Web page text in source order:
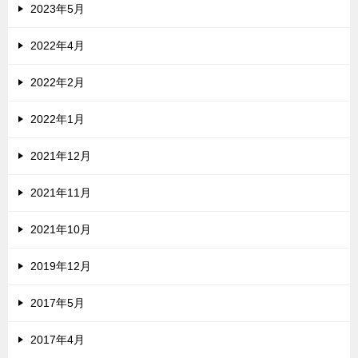
2023年5月
2022年4月
2022年2月
2022年1月
2021年12月
2021年11月
2021年10月
2019年12月
2017年5月
2017年4月